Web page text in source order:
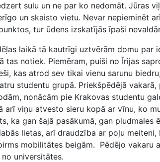
sulu un ne par ko nedomāt. Jūras
un skaisto vietu. Nevar nepieminēt
tur ūdens izskatījās īpaši
laikā tā kautrīgi uztvērām domu par
tas notiek. Piemēram, puiši no Īrijas
kas atrod sev tikai vienu sarunu
studentu grupā. Priekšpēdējā vakarā,
nonācām pie Krakovas studentu
arī viņu atvesto sieru kopā ar vīnu, ko
ka gan šajā pasākumā, gan pludmales
lietas, arī draudzība ar poļu meiteni,
mobilitātes beigām. Pēdējo vakaru
universitātes.